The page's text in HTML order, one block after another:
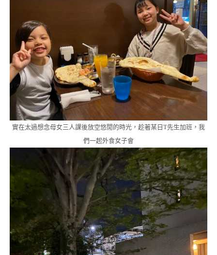
實在太過想念母女三人課後放空悠閒的時光，趁著某日T先生加班，我
們一起外食女子會